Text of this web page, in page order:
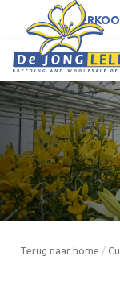
NL
Terug naar home /